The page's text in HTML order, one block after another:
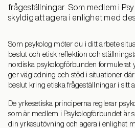
frågeställningar. Som medlem i
skyldig att agera i enlighet med
Som psykolog möter du i ditt arbete
beslut och etisk reflektion och
nordiska psykologförbunden formulerat
ger vägledning och stöd i situationer
beslut kring etiska frågeställningar i sitt
De yrkesetiska principerna reglerar
som är medlem i Psykologförbundet är
din yrkesutövning och agera i enlighet